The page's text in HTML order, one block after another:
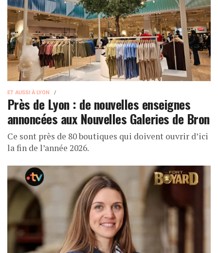
ET AUSSI À LYON
Près de Lyon : de nouvelles enseignes
annoncées aux Nouvelles Galeries de Bron
Ce sont près de 80 boutiques qui doivent ouvrir d’ici
la fin de l’année 2026.